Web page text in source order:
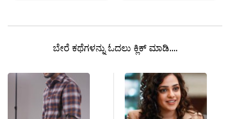
ಬೇರೆ ಕಥೆಗಳನ್ನು ಓದಲು ಕ್ಲಿಕ್ ಮಾಡಿ....